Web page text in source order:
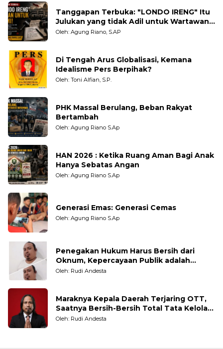
Tanggapan Terbuka: "LONDO IRENG" Itu
Julukan yang tidak Adil untuk Wartawan,
Pengamat dan LSM
Oleh: Agung Riano, S.AP
Di Tengah Arus Globalisasi, Kemana
Idealisme Pers Berpihak?
Oleh: Toni Alfian, S.P.
PHK Massal Berulang, Beban Rakyat
Bertambah
Oleh: Agung Riano S.Ap
HAN 2026 : Ketika Ruang Aman Bagi Anak
Hanya Sebatas Angan
Oleh: Agung Riano S.Ap
Generasi Emas: Generasi Cemas
Oleh: Agung Riano S.Ap
Penegakan Hukum Harus Bersih dari
Oknum, Kepercayaan Publik adalah
Taruhannya
Oleh: Rudi Andesta
Maraknya Kepala Daerah Terjaring OTT,
Saatnya Bersih-Bersih Total Tata Kelola
Pemerintahan
Oleh: Rudi Andesta